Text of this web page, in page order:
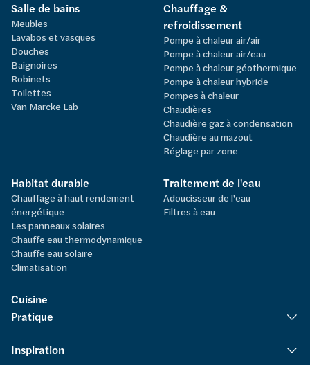
Salle de bains
Meubles
Lavabos et vasques
Douches
Baignoires
Robinets
Toilettes
Van Marcke Lab
Chauffage &
refroidissement
Pompe à chaleur air/air
Pompe à chaleur air/eau
Pompe à chaleur géothermique
Pompe à chaleur hybride
Pompes à chaleur
Chaudières
Chaudière gaz à condensation
Chaudière au mazout
Réglage par zone
Habitat durable
Chauffage à haut rendement
énergétique
Les panneaux solaires
Chauffe eau thermodynamique
Chauffe eau solaire
Climatisation
Traitement de l'eau
Adoucisseur de l'eau
Filtres à eau
Cuisine
Pratique
Inspiration